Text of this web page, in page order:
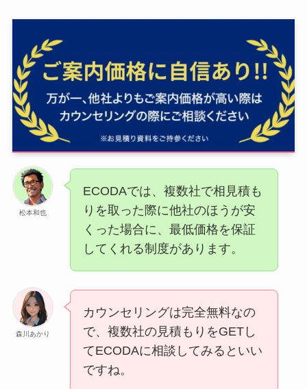
松本和也
ECODAでは、複数社で相見積も
りを取った際に他社のほうが安
くった場合に、最低価格を保証
してくれる制度があります。
森川あかり
カウンセリングは完全無料なの
で、複数社の見積もりをGETし
てECODAに相談してみるといい
ですね。